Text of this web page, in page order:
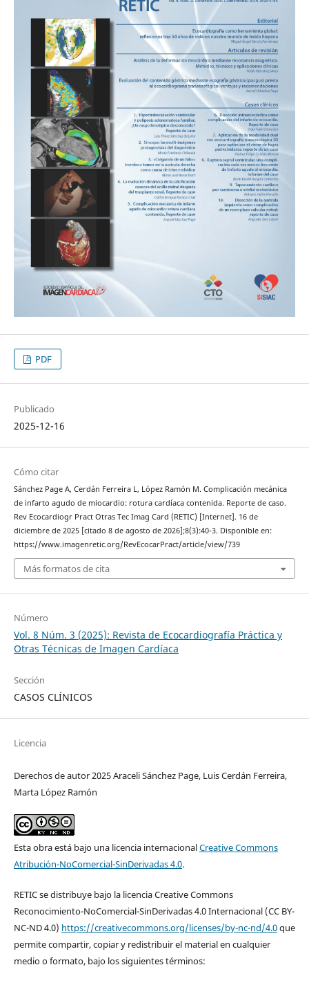
PDF
Publicado
2025-12-16
Cómo citar
Sánchez Page A, Cerdán Ferreira L, López Ramón M. Complicación mecánica
de infarto agudo de miocardio: rotura cardíaca contenida. Reporte de caso.
Rev Ecocardiogr Pract Otras Tec Imag Card (RETIC) [Internet]. 16 de
diciembre de 2025 [citado 8 de agosto de 2026];8(3):40-3. Disponible en:
https://www.imagenretic.org/RevEcocarPract/article/view/739
Más formatos de cita
Número
Vol. 8 Núm. 3 (2025): Revista de Ecocardiografía Práctica y
Otras Técnicas de Imagen Cardíaca
Sección
CASOS CLÍNICOS
Licencia
Derechos de autor 2025 Araceli Sánchez Page, Luis Cerdán Ferreira,
Marta López Ramón
Esta obra está bajo una licencia internacionalCreative Commons
Atribución-NoComercial-SinDerivadas 4.0.
RETIC se distribuye bajo la licencia Creative Commons
Reconocimiento-NoComercial-SinDerivadas 4.0 Internacional (CC BY-
NC-ND 4.0) https://creativecommons.org/licenses/by-nc-nd/4.0que
permite compartir, copiar y redistribuir el material en cualquier
medio o formato, bajo los siguientes términos: